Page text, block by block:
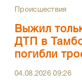
Происшествия
Выжил
ДТП в
погибли
04.08.202609:26